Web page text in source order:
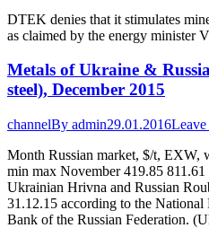
DTEK denies that it stimulates
as claimed by the energy minister
Metals of Ukraine &
steel), December 2015
channelBy admin29.01.2016Leave
Month Russian market, $/t,
min max November 419.85
Ukrainian Hrivna and Russian
31.12.15 according to the
Bank of the Russian Federation.